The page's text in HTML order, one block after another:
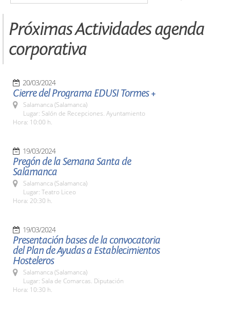
Próximas Actividades agenda
corporativa
20/03/2024
Cierre del Programa EDUSI Tormes +
Salamanca (Salamanca)
Lugar: Salón de Recepciones. Ayuntamiento
Hora: 10:00 h.
19/03/2024
Pregón de la Semana Santa de
Salamanca
Salamanca (Salamanca)
Lugar: Teatro Liceo
Hora: 20:30 h.
19/03/2024
Presentación bases de la convocatoria
del Plan de Ayudas a Establecimientos
Hosteleros
Salamanca (Salamanca)
Lugar: Sala de Comarcas. Diputación
Hora: 10:30 h.